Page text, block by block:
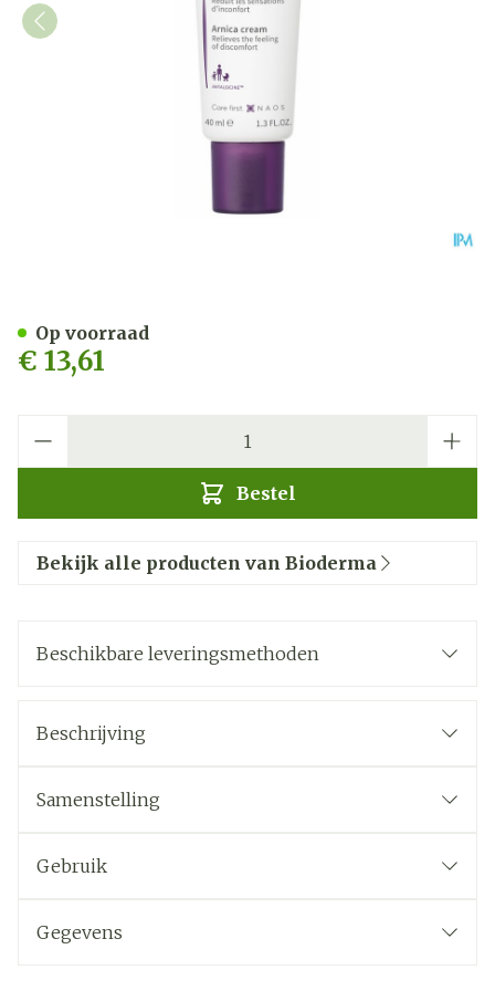
€ 13,61
Bestel
Op voorraad
Bekijk alle producten van Bioderma
Beschikbare leveringsmethoden
Beschrijving
Samenstelling
Gebruik
Gegevens